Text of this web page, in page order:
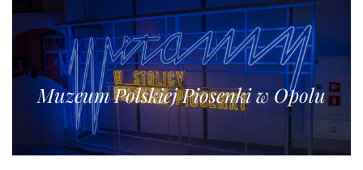
Muzeum Polskiej Piosenki w Opolu